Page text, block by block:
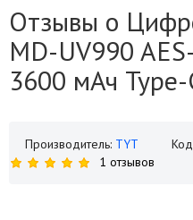
Отзывы о
MD-UV990
3600 мАч
Производитель: TYT
1 отзывов